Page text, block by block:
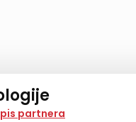
i slične tehnologije
partnera